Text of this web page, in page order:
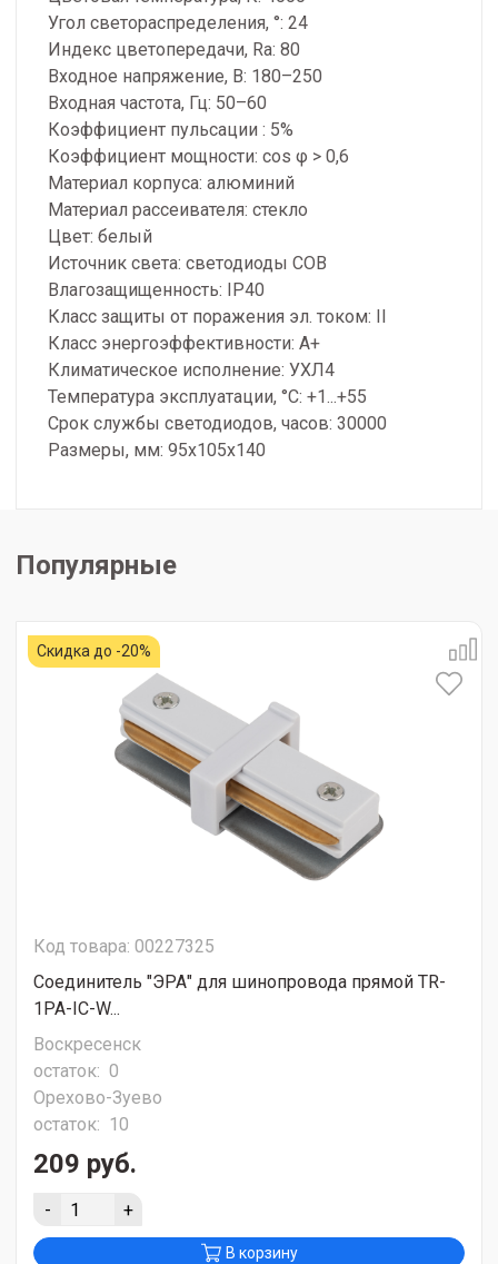
Угол светораспределения, °: 24
Индекс цветопередачи, Ra: 80
Входное напряжение, В: 180–250
Входная частота, Гц: 50–60
Коэффициент пульсации : 5%
Коэффициент мощности: cos φ > 0,6
Материал корпуса: алюминий
Материал рассеивателя: стекло
Цвет: белый
Источник света: светодиоды COB
Влагозащищенность: IP40
Класс защиты от поражения эл. током: II
Класс энергоэффективности: A+
Климатическое исполнение: УХЛ4
Температура эксплуатации, °С: +1...+55
Срок службы светодиодов, часов: 30000
Размеры, мм: 95х105х140
Популярные
Скидка до -20%
Код товара: 00227325
Соединитель "ЭРА" для шинопровода прямой TR-
1PA-IC-W...
Воскресенск
остаток: 0
Орехово-Зуево
остаток: 10
209 руб.
- +
В корзину